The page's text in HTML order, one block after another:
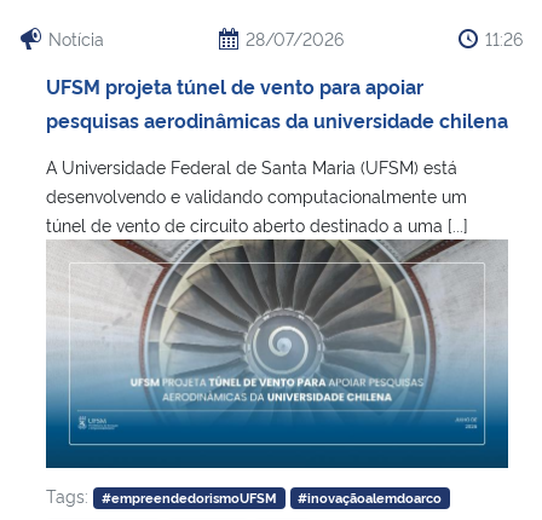
Notícia 28/07/2026 11:26
UFSM projeta túnel de vento para apoiar
pesquisas aerodinâmicas da universidade chilena
A Universidade Federal de Santa Maria (UFSM) está
desenvolvendo e validando computacionalmente um
túnel de vento de circuito aberto destinado a uma [...]
Tags: #empreendedorismoUFSM
#inovaçãoalemdoarco